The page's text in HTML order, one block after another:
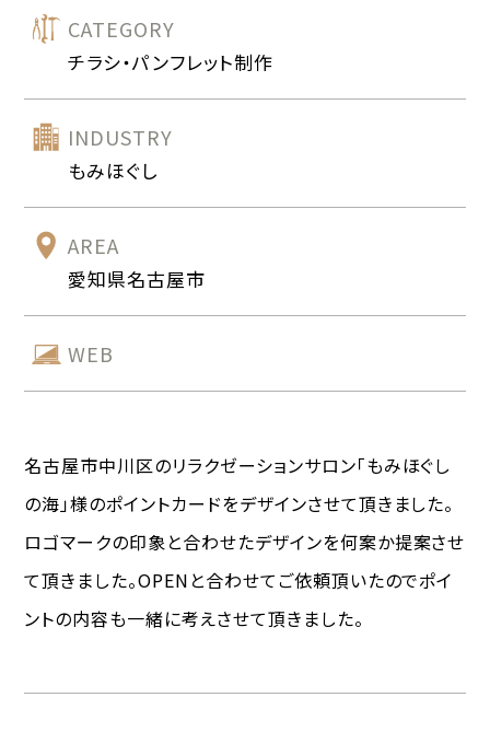
CATEGORY
チラシ・パンフレット制作
INDUSTRY
もみほぐし
AREA
愛知県名古屋市
WEB
名古屋市中川区のリラクゼーションサロン「もみほぐし
の海」様のポイントカードをデザインさせて頂きました。
ロゴマークの印象と合わせたデザインを何案か提案させ
て頂きました。OPENと合わせてご依頼頂いたのでポイ
ントの内容も一緒に考えさせて頂きました。